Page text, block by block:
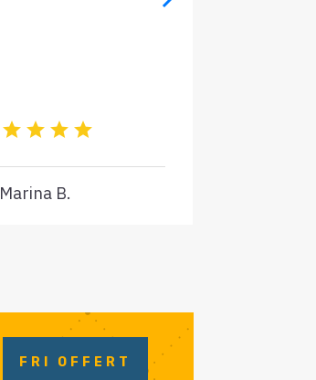
Marina B.
FRI OFFERT